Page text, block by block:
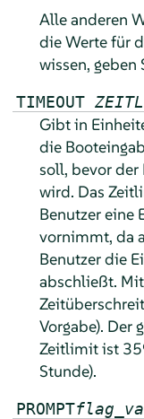
Alle anderen
die Werte für
wissen, geben
TIMEOUT
Gibt in
die
soll, bevor
wird. Das
Benutzer eine
vornimmt, da
Benutzer die
abschließt.
Vorgabe). Der
Zeitlimit ist
Stunde).
PROMPT